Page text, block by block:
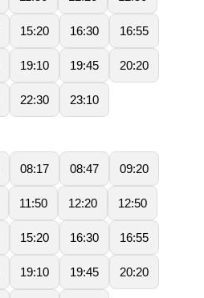
15:20 16:30 16:55
19:10 19:45 20:20
22:30 23:10
08:17 08:47 09:20
11:50 12:20 12:50
15:20 16:30 16:55
19:10 19:45 20:20